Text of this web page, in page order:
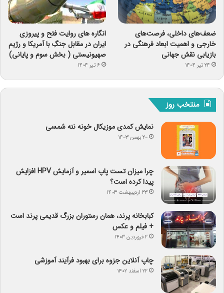
ضعف‌های داخلی، فرصت‌های
خارجی و اهمیت ابعاد فرهنگی در
بازیابی نقش جهانی
۲۴ تیر ۱۴۰۴
انگاره های روایت فتح و پیروزی
ایران در مقابل جنگِ با آمریکا و رژیم
صهیونیستی ( بخش سوم و پایانی)
۶ تیر ۱۴۰۴
منتخب روز
نمایش کمدی موزیکال خونه ننه شمسی
۲۰ بهمن ۱۴۰۳
چرا میزان تست پاپ اسمیر و آزمایش HPV افزایش
پیدا کرده است؟
۲۳ اردیبهشت ۱۴۰۳
کبابخانه پرند، همان رستوران بزرگ قدیمی پرند است
+ فیلم و عکس
۲ فروردین ۱۴۰۳
چاپ آنلاین جزوه برای بهبود فرآیند آموزشی
۲۲ اسفند ۱۴۰۲